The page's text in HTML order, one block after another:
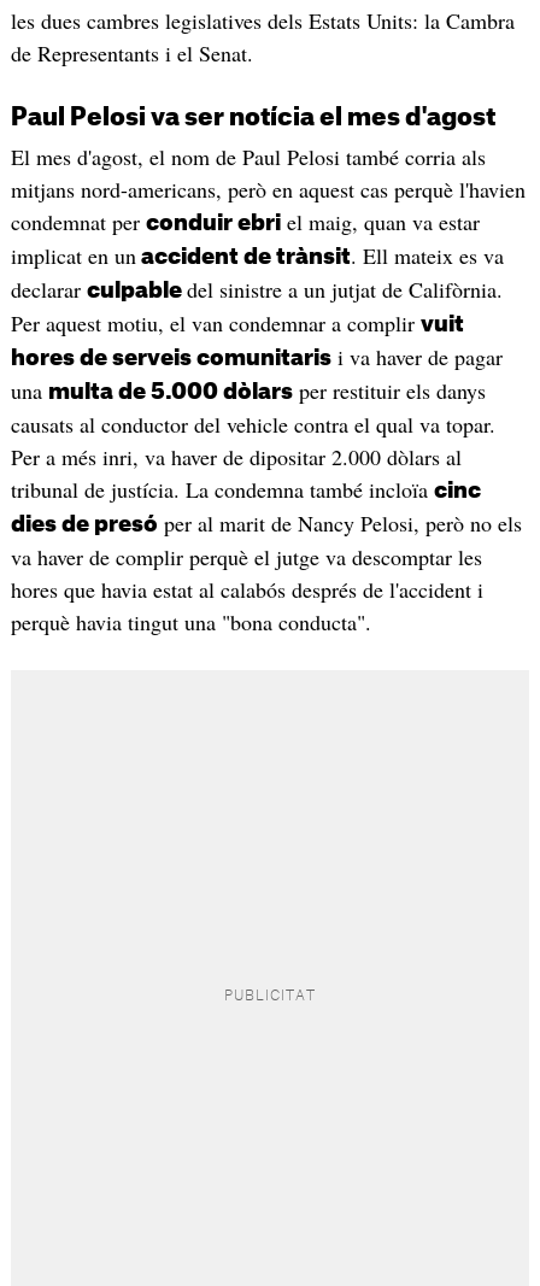
les dues cambres legislatives dels Estats Units: la Cambra
de Representants i el Senat.
Paul Pelosi va ser notícia el mes d'agost
El mes d'agost, el nom de Paul Pelosi també corria als
mitjans nord-americans, però en aquest cas perquè l'havien
condemnat per conduir ebriel maig, quan va estar
implicat en un accident de trànsit. Ell mateix es va
declarar culpable del sinistre a un jutjat de Califòrnia.
Per aquest motiu, el van condemnar a complir vuit
hores de serveis comunitarisi va haver de pagar
una multa de 5.000 dòlarsper restituir els danys
causats al conductor del vehicle contra el qual va topar.
Per a més inri, va haver de dipositar 2.000 dòlars al
tribunal de justícia. La condemna també incloïa cinc
dies de presó per al marit de Nancy Pelosi, però no els
va haver de complir perquè el jutge va descomptar les
hores que havia estat al calabós després de l'accident i
perquè havia tingut una "bona conducta".